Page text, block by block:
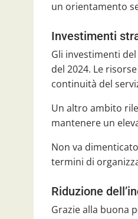
un orientamento
Investimenti
Gli investimenti
del 2024. Le
continuità del
Un altro ambito
mantenere un
Non va
termini di
Riduzione
Grazie alla buona